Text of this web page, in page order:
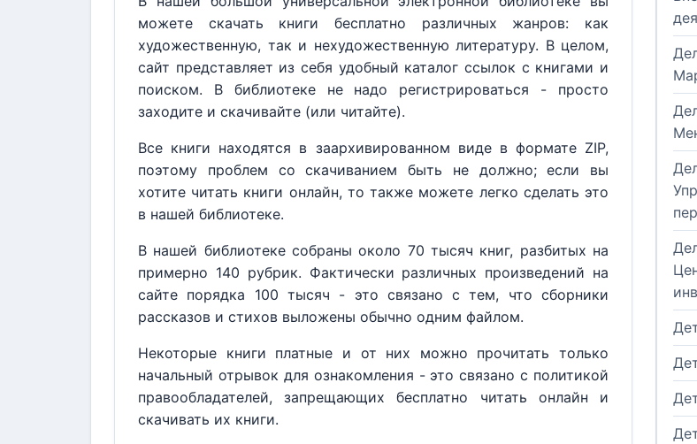
можете скачать книги бесплатно различных жанров: как
художественную, так и нехудожественную литературу. В целом,
сайт представляет из себя удобный каталог ссылок с книгами и
поиском. В библиотеке не надо регистрироваться - просто
заходите и скачивайте (или читайте).
Все книги находятся в заархивированном виде в формате ZIP,
поэтому проблем со скачиванием быть не должно; если вы
хотите читать книги онлайн, то также можете легко сделать это
в нашей библиотеке.
В нашей библиотеке собраны около 70 тысяч книг, разбитых на
примерно 140 рубрик. Фактически различных произведений на
сайте порядка 100 тысяч - это связано с тем, что сборники
рассказов и стихов выложены обычно одним файлом.
Некоторые книги платные и от них можно прочитать только
начальный отрывок для ознакомления - это связано с политикой
правообладателей, запрещающих бесплатно читать онлайн и
скачивать их книги.